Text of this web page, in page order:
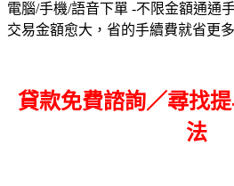
電腦/手機/語音下單 -不限金額通通
交易金額愈大，省的手續費就省更多
貸款免費諮詢／尋找
法